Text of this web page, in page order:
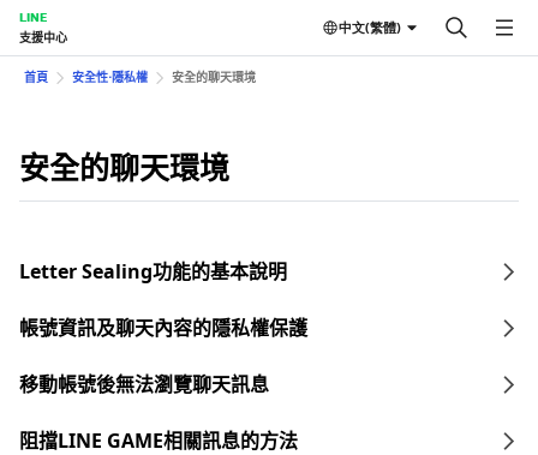
LINE
支援中心
中文(繁體)
首頁 安全性⋅隱私權 安全的聊天環境
安全的聊天環境
Letter Sealing功能的基本說明
帳號資訊及聊天內容的隱私權保護
移動帳號後無法瀏覽聊天訊息
阻擋LINE GAME相關訊息的方法